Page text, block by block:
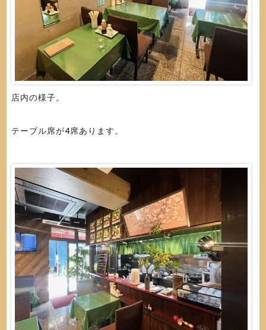
店内の様子。
テーブル席が4席あります。